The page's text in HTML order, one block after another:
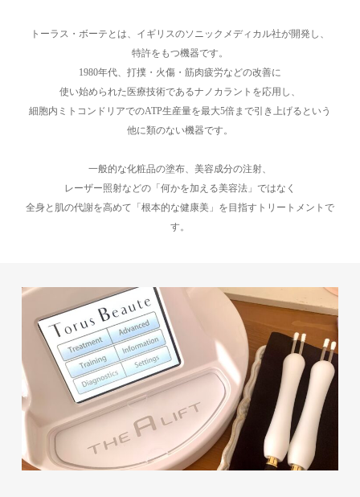
トーラス・ボーテとは、イギリスのソニックメディカル社が開発し、
特許をもつ機器です。
1980年代、打撲・火傷・筋肉疲労などの改善に
使い始められた医療技術であるナノカラントを応用し、
細胞内ミトコンドリアでのATP生産量を最大5倍まで引き上げるという
他に類のない機器です。
一般的な化粧品の塗布、美容成分の注射、
レーザー照射などの「何かを加える美容法」ではなく
全身と肌の代謝を高めて「根本的な健康美」を目指すトリートメントで
す。